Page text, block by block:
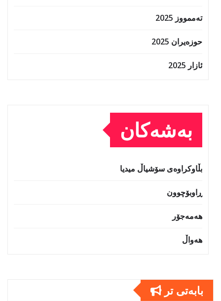
تەممووز 2025
حوزه‌یران 2025
ئازار 2025
بەشەکان
بڵاوکراوەی سۆشیاڵ میدیا
ڕاوبۆچوون
هەمەجۆر
هەواڵ
بابەتى تر